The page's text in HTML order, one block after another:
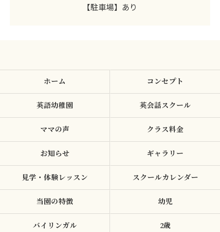
【駐車場】あり
ホーム コンセプト
英語幼稚園 英会話スクール
ママの声 クラス料金
お知らせ ギャラリー
見学・体験レッスン スクールカレンダー
当園の特徴 幼児
バイリンガル 2歳